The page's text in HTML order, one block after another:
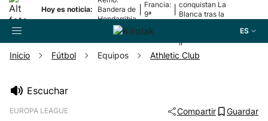
Hoy es noticia:
Bandera de
Hondarribia
Francia:
9ª
conquistan La
Blanca tras la
II
ES
Inicio Fútbol Equipos Athletic Club
Escuchar
EUROPA LEAGUE Compartir Guardar